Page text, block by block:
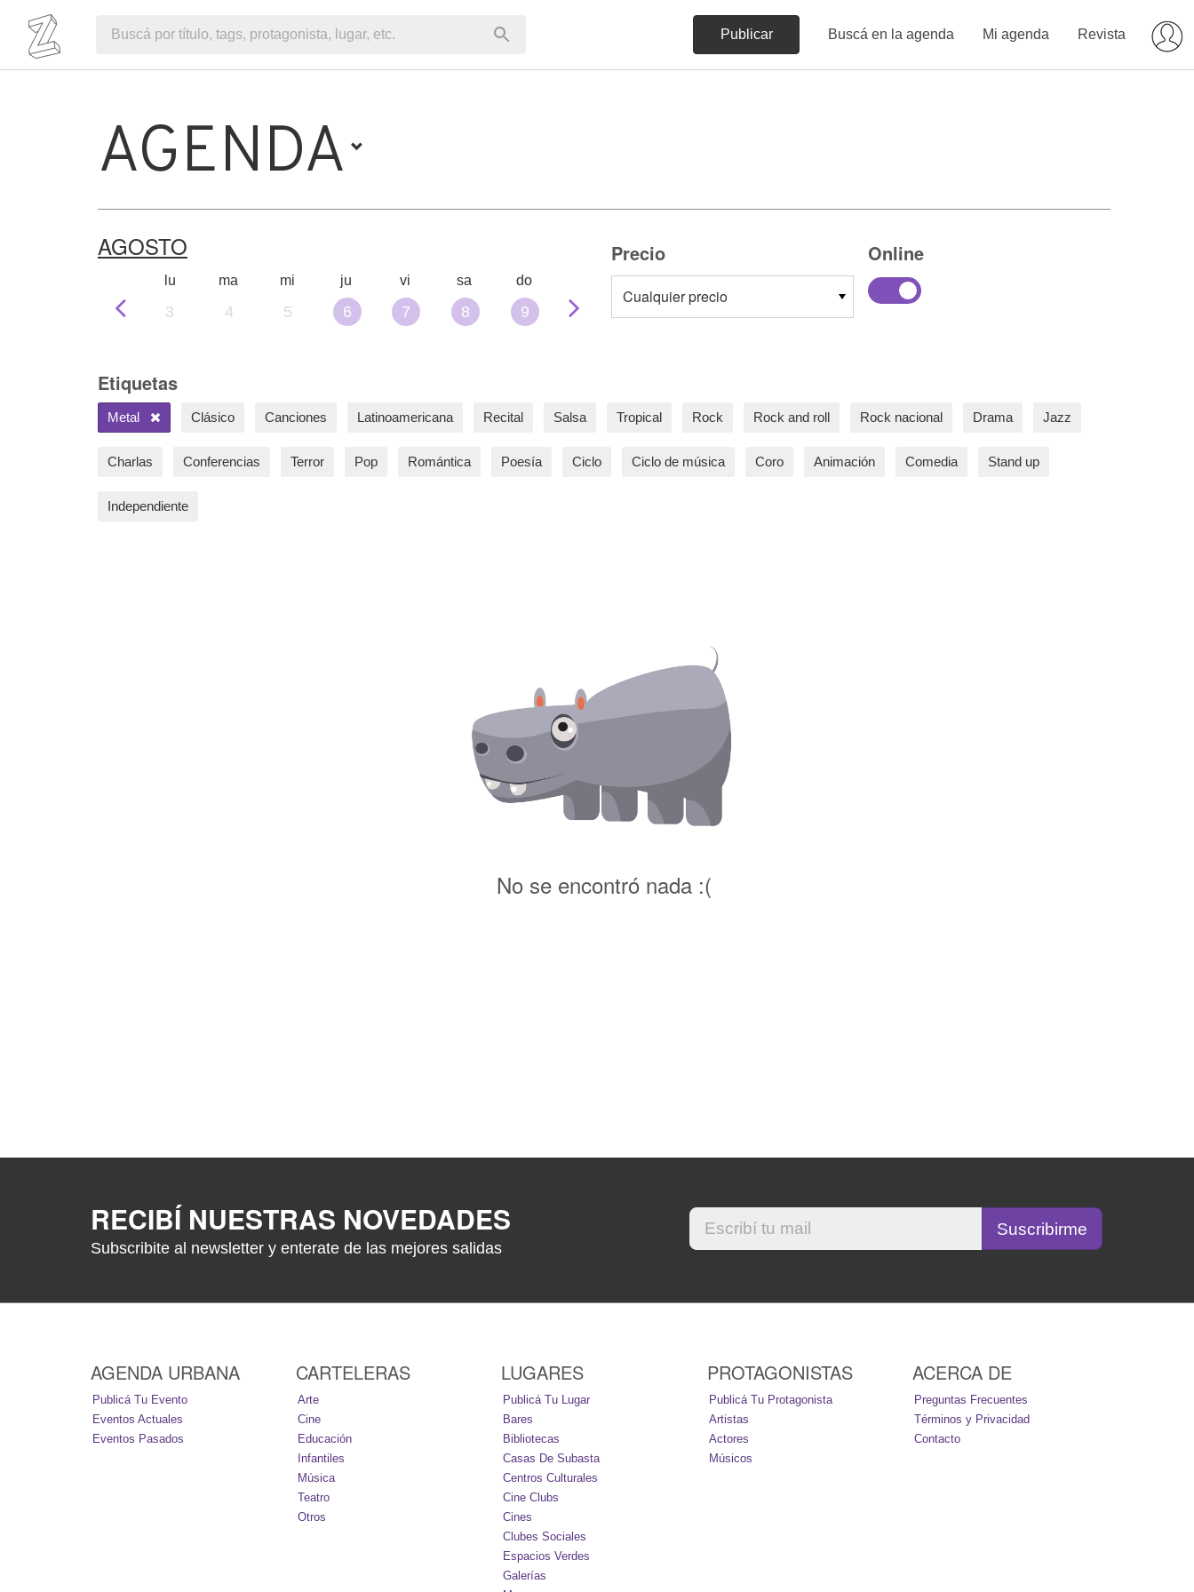
Publicar Buscá en la agenda Mi agenda Revista
AGENDA
AGOSTO
lu ma mi ju vi sa do
3 4 5 6 7 8 9 10
Precio Online
Etiquetas
Metal Clásico Canciones Latinoamericana Recital Salsa Tropical Rock Rock and roll Rock nacional Drama Jazz
Charlas Conferencias Terror Pop Romántica Poesía Ciclo Ciclo de música Coro Animación Comedia Stand up
Independiente
No se encontró nada :(
RECIBÍ NUESTRAS NOVEDADES
Subscribite al newsletter y enterate de las mejores salidas
AGENDA URBANA
Publicá Tu Evento
Eventos Actuales
Eventos Pasados
CARTELERAS
Arte
Cine
Educación
Infantiles
Música
Teatro
Otros
LUGARES
Publicá Tu Lugar
Bares
Bibliotecas
Casas De Subasta
Centros Culturales
Cine Clubs
Cines
Clubes Sociales
Espacios Verdes
Galerías
PROTAGONISTAS
Publicá Tu Protagonista
Artistas
Actores
Músicos
ACERCA DE
Preguntas Frecuentes
Términos y Privacidad
Contacto